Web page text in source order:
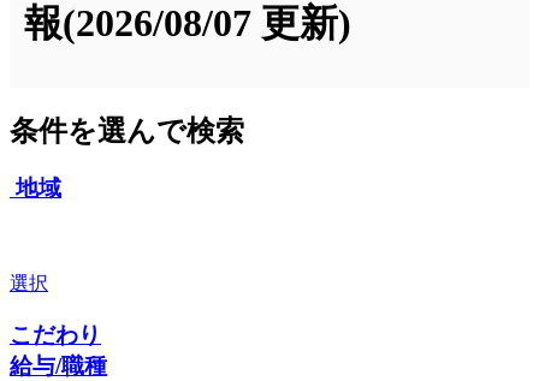
報(2026/08/07 更新)
条件を選んで検索
地域
選択
こだわり
給与/職種